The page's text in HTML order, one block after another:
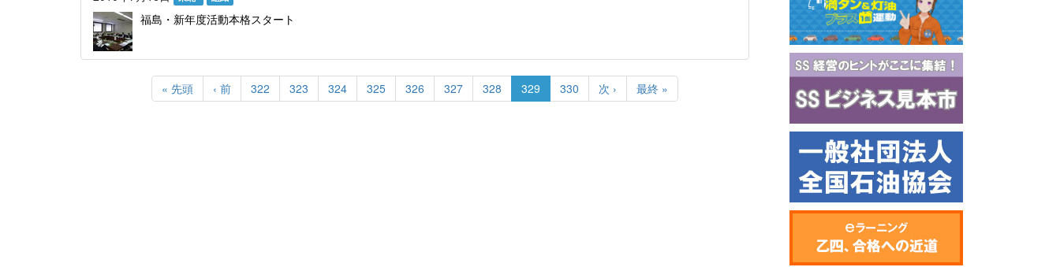
福島・新年度活動本格スタート
先
頭
« 先頭
前
ペ
‹ 前 Page
322 Page
323 Page
324 Page
325 Page
326 Page
327 Page
328
カ
レ
329 Page
330
次
ペ
次 ›
最
終
最終 »